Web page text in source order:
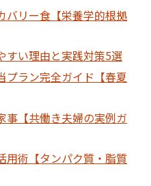
バリー食【栄養学的根拠
すい理由と実践対策5選
プラン完全ガイド【春夏
事【共働き夫婦の実例ガ
用術【タンパク質・脂質